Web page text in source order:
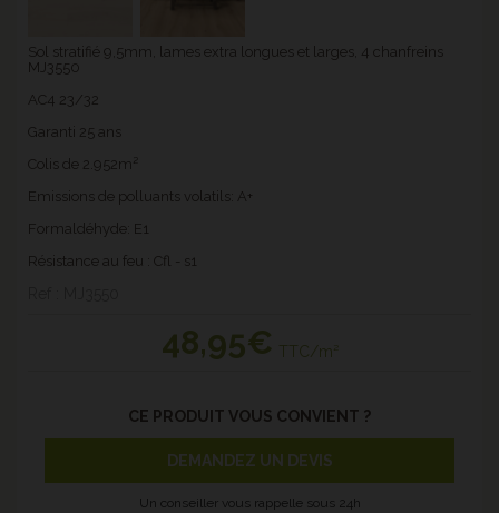
Sol stratifié 9,5mm, lames extra longues et larges, 4 chanfreins
MJ3550
AC4 23/32
Garanti 25 ans
Colis de 2.952m²
Emissions de polluants volatils: A+
Formaldéhyde: E1
Résistance au feu : Cfl - s1
48,95€ TTC/m²
CE PRODUIT VOUS CONVIENT ?
DEMANDEZ UN DEVIS
Un conseiller vous rappelle sous 24h